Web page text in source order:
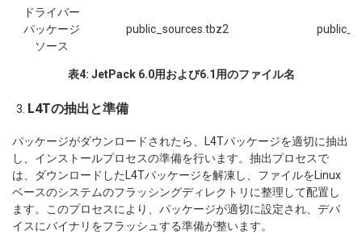
ドライバー
パッケージ
ソース
public_sources.tbz2
表4: JetPack 6.0用および6.1用のファイル名
L4Tの抽出と準備
パッケージがダウンロードされたら、L4Tパッケージを適切に抽出
し、インストールプロセスの準備を行います。抽出プロセスで
は、ダウンロードしたL4Tパッケージを解凍し、ファイルをLinux
ベースのシステムのフラッシングディレクトリに整理して配置し
ます。このプロセスにより、パッケージが適切に設定され、デバ
イスにバイナリをフラッシュする準備が整います。